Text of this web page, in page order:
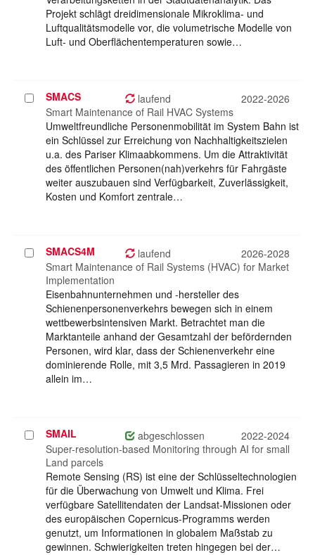
Projekt schlägt dreidimensionale Mikroklima- und
Luftqualitätsmodelle vor, die volumetrische Modelle von
Luft- und Oberflächentemperaturen sowie…
Projekt
auswählen
SMACS laufend
2022-2026
Smart Maintenance of Rail HVAC Systems
Umweltfreundliche Personenmobilität im System Bahn ist
ein Schlüssel zur Erreichung von Nachhaltigkeitszielen
u.a. des Pariser Klimaabkommens. Um die Attraktivität
des öffentlichen Personen(nah)verkehrs für Fahrgäste
weiter auszubauen sind Verfügbarkeit, Zuverlässigkeit,
Kosten und Komfort zentrale…
Projekt
auswählen
SMACS4M laufend
2026-2028
Smart Maintenance of Rail Systems (HVAC) for Market
Implementation
Eisenbahnunternehmen und -hersteller des
Schienenpersonenverkehrs bewegen sich in einem
wettbewerbsintensiven Markt. Betrachtet man die
Marktanteile anhand der Gesamtzahl der befördernden
Personen, wird klar, dass der Schienenverkehr eine
dominierende Rolle, mit 3,5 Mrd. Passagieren in 2019
allein im…
Projekt
auswählen
SMAIL abgeschlossen
2022-2024
Super-resolution-based Monitoring through AI for small
Land parcels
Remote Sensing (RS) ist eine der Schlüsseltechnologien
für die Überwachung von Umwelt und Klima. Frei
verfügbare Satellitendaten der Landsat-Missionen oder
des europäischen Copernicus-Programms werden
genutzt, um Informationen in globalem Maßstab zu
gewinnen. Schwierigkeiten treten hingegen bei der…